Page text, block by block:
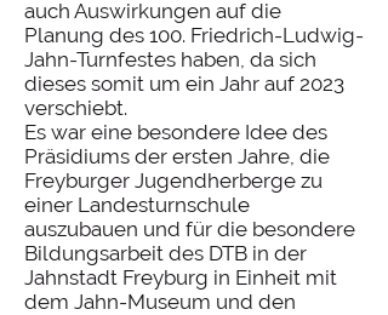
auch Auswirkungen auf die
Planung des 100. Friedrich-Ludwig-
Jahn-Turnfestes haben, da sich
dieses somit um ein Jahr auf 2023
verschiebt.
Es war eine besondere Idee des
Präsidiums der ersten Jahre, die
Freyburger Jugendherberge zu
einer Landesturnschule
auszubauen und für die besondere
Bildungsarbeit des DTB in der
Jahnstadt Freyburg in Einheit mit
dem Jahn-Museum und den